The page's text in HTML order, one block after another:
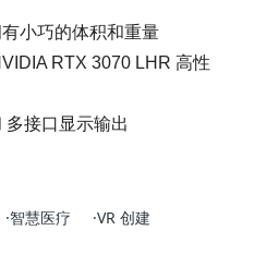
小巧的体积和重量
RTX 3070 LHR 高性
多接口显示输出
慧医疗 ·VR 创建